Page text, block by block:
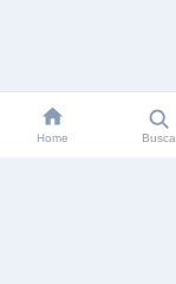
Home Busca